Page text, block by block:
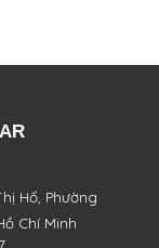
Hố, Phường
Chí Minh